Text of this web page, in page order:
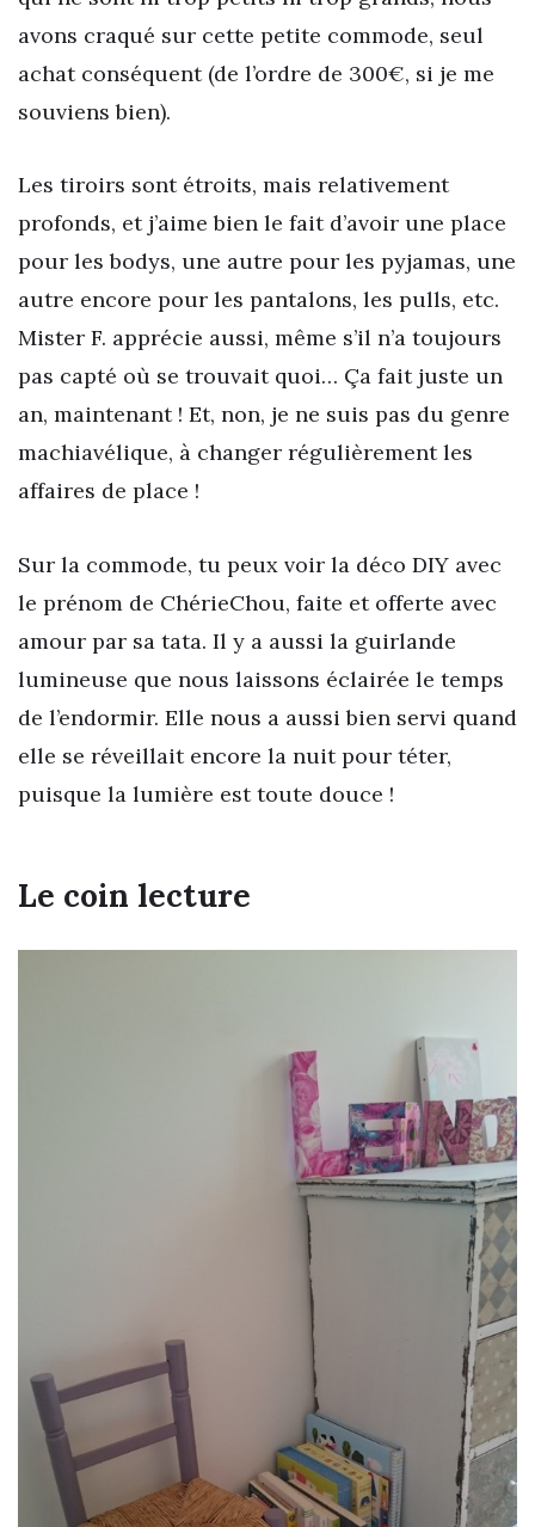
avons craqué sur cette petite commode, seul
achat conséquent (de l’ordre de 300€, si je me
souviens bien).
Les tiroirs sont étroits, mais relativement
profonds, et j’aime bien le fait d’avoir une place
pour les bodys, une autre pour les pyjamas, une
autre encore pour les pantalons, les pulls, etc.
Mister F. apprécie aussi, même s’il n’a toujours
pas capté où se trouvait quoi… Ça fait juste un
an, maintenant ! Et, non, je ne suis pas du genre
machiavélique, à changer régulièrement les
affaires de place !
Sur la commode, tu peux voir la déco DIY avec
le prénom de ChérieChou, faite et offerte avec
amour par sa tata. Il y a aussi la guirlande
lumineuse que nous laissons éclairée le temps
de l’endormir. Elle nous a aussi bien servi quand
elle se réveillait encore la nuit pour téter,
puisque la lumière est toute douce !
Le coin lecture